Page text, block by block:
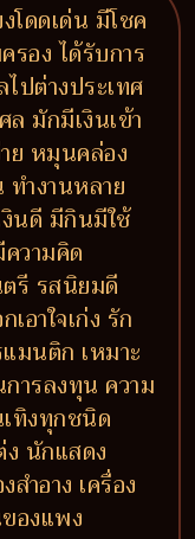
ดดเด่น มีโชค
อง ได้รับการ
ปต่างประเทศ
มักมีเงินเข้า
ย หมุนคล่อง
ทำงานหลาย
งินดี มีกินมีใช้
วามคิด
รี รสนิยมดี
อาใจเก่ง รัก
มนติก เหมาะ
ารลงทุน ความ
ทิงทุกชนิด
นักแสดง
ำอาง เครื่อง
องแพง